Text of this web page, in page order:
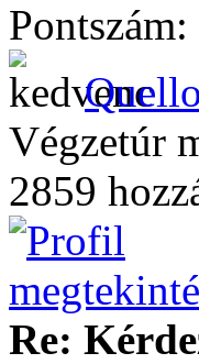
Pontszám:
Végzetúr
2859
Re: